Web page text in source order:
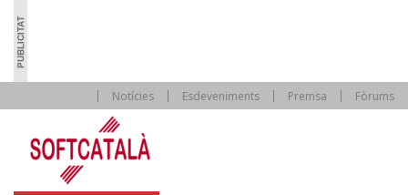
Notícies Esdeveniments Premsa Fòrums